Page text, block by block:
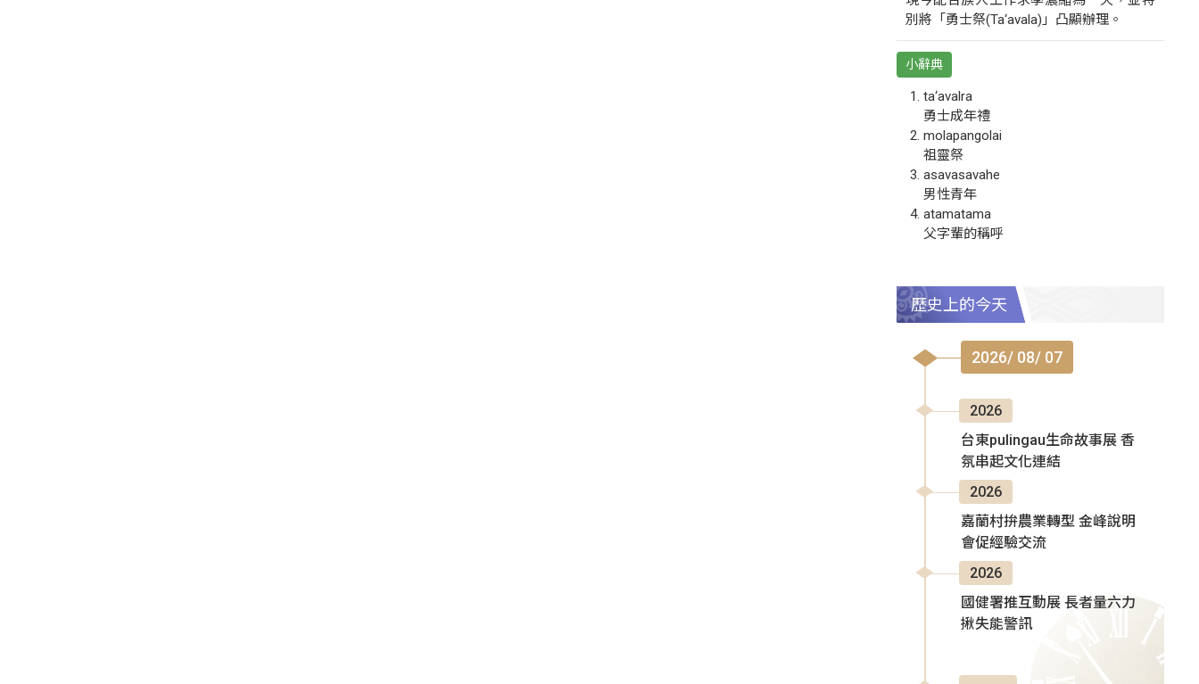
別將「勇士祭(Ta‘avala)」凸顯辦理。
小辭典
ta‘avalra
勇士成年禮
molapangolai
祖靈祭
asavasavahe
男性青年
atamatama
父字輩的稱呼
歷史上的今天
2026/ 08/ 07
2026
台東pulingau生命故事展 香
氛串起文化連結
2026
嘉蘭村拚農業轉型 金峰說明
會促經驗交流
2026
國健署推互動展 長者量六力
揪失能警訊